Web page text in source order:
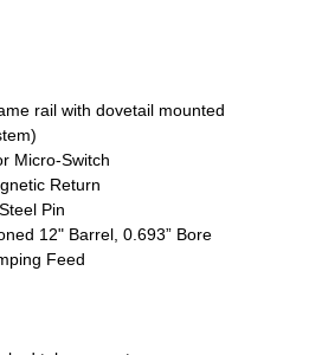
rail with dovetail mounted
Micro-Switch
Return
Pin
12" Barrel, 0.693” Bore
Feed